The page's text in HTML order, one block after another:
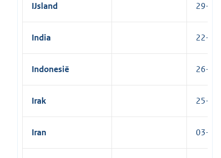
IJsland 29-
India 22-
Indonesië 26-
Irak 25-
Iran 03-